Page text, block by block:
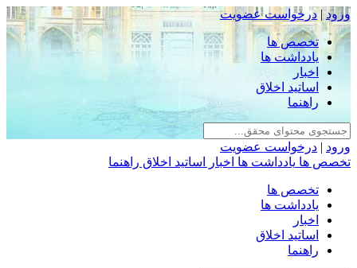
ورود| درخواست عضویت
تخصص ها
یادداشت ها
اخبار
اساتید اخلاق
راهنما
ورود | درخواست عضویت
تخصص ها یادداشت ها اخبار اساتید اخلاق راهنما
تخصص ها
یادداشت ها
اخبار
اساتید اخلاق
راهنما